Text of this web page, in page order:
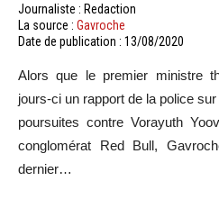
Journaliste : Redaction
La source : Gavroche
Date de publication : 13/08/2020
Alors que le premier ministre
jours-ci un rapport de la police
poursuites contre Vorayuth
conglomérat Red Bull,
dernier…